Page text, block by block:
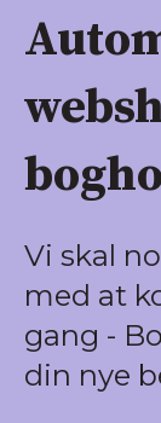
Vi skal
med at
gang -
din nye